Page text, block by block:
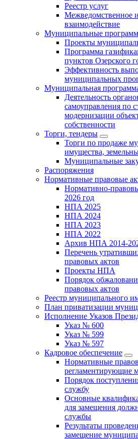
Реестр услуг
Межведомственное
взаимодействие
Муниципальные
Проекты
Программа
пунктов Озерского
Эффективность
муниципальных
Муниципальная
Деятельность
самоуправления по
модернизации
собственности
Торги, тендеры
Торги по продаже
имущества,
Муниципальные
Распоряжения
Нормативные правовые
Нормативно-
2026 год
НПА 2025
НПА 2024
НПА 2023
НПА 2022
Архив НПА 2014-
Перечень
правовых актов
Проекты НПА
Порядок
правовых актов
Реестр муниципального
План приватизации
Исполнение Указов
Указ № 600
Указ № 599
Указ № 597
Кадровое обеспечение
Нормативные
регламентирующие
Порядок
службу
Основные
для замещения
службы
Результаты
замещение